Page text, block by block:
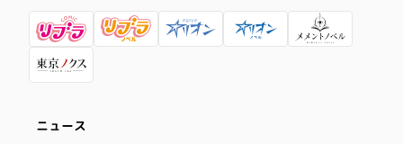
ニュース